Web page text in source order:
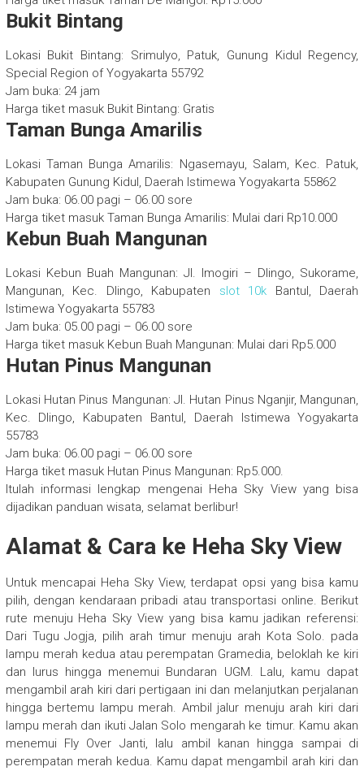
Bukit Bintang
Lokasi Bukit Bintang: Srimulyo, Patuk, Gunung Kidul Regency,
Special Region of Yogyakarta 55792
Jam buka: 24 jam
Harga tiket masuk Bukit Bintang: Gratis
Taman Bunga Amarilis
Lokasi Taman Bunga Amarilis: Ngasemayu, Salam, Kec. Patuk,
Kabupaten Gunung Kidul, Daerah Istimewa Yogyakarta 55862
Jam buka: 06.00 pagi – 06.00 sore
Harga tiket masuk Taman Bunga Amarilis: Mulai dari Rp10.000
Kebun Buah Mangunan
Lokasi Kebun Buah Mangunan: Jl. Imogiri – Dlingo, Sukorame,
Mangunan, Kec. Dlingo, Kabupaten slot 10k Bantul, Daerah
Istimewa Yogyakarta 55783
Jam buka: 05.00 pagi – 06.00 sore
Harga tiket masuk Kebun Buah Mangunan: Mulai dari Rp5.000
Hutan Pinus Mangunan
Lokasi Hutan Pinus Mangunan: Jl. Hutan Pinus Nganjir, Mangunan,
Kec. Dlingo, Kabupaten Bantul, Daerah Istimewa Yogyakarta
55783
Jam buka: 06.00 pagi – 06.00 sore
Harga tiket masuk Hutan Pinus Mangunan: Rp5.000.
Itulah informasi lengkap mengenai Heha Sky View yang bisa
dijadikan panduan wisata, selamat berlibur!
Alamat & Cara ke Heha Sky View
Untuk mencapai Heha Sky View, terdapat opsi yang bisa kamu
pilih, dengan kendaraan pribadi atau transportasi online. Berikut
rute menuju Heha Sky View yang bisa kamu jadikan referensi:
Dari Tugu Jogja, pilih arah timur menuju arah Kota Solo. pada
lampu merah kedua atau perempatan Gramedia, beloklah ke kiri
dan lurus hingga menemui Bundaran UGM. Lalu, kamu dapat
mengambil arah kiri dari pertigaan ini dan melanjutkan perjalanan
hingga bertemu lampu merah. Ambil jalur menuju arah kiri dari
lampu merah dan ikuti Jalan Solo mengarah ke timur. Kamu akan
menemui Fly Over Janti, lalu ambil kanan hingga sampai di
perempatan merah kedua. Kamu dapat mengambil arah kiri dan